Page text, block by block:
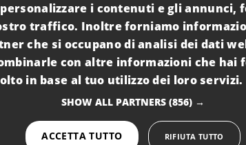
Faq
Contatti
Tassa
Privacy
Cookie
i contenuti e gli annunci,
traffico. Inoltre forniamo
che si occupano di analisi dei dati
con altre informazioni che hai
in base al tuo utilizzo dei loro servizi.
SHOW ALL PARTNERS (856) →
ACCETTA TUTTO RIFIUTA TUTTO